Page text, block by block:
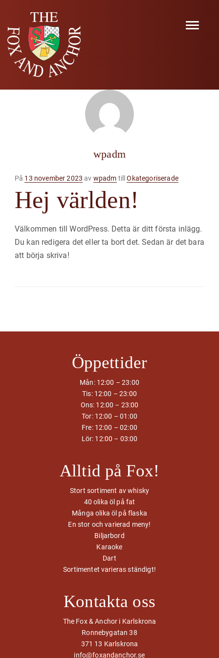
wpadm
På Publicerad
13 november 2023 av wpadm tillOkategoriserade
Hej världen!
Välkommen till WordPress. Detta är ditt första inlägg.
Du kan redigera det eller ta bort det. Sedan är det bara
att börja skriva!
Öppettider
Mån: 12:00 – 23:00
Tis: 12:00 – 23:00
Ons: 12:00 – 23:00
Tor: 12:00 – 01:00
Fre: 12:00 – 02:00
Lör: 12:00 – 03:00
Alltid på Fox!
Stort sortiment av whisky
40 olika öl på fat
Många olika öl på flaska
En stor och varierad meny!
Biljarbord
Karaoke
Dart
Sortimentet varieras ständigt!
Kontakta oss
The Fox & Anchor i Karlskrona
Ronnebygatan 38
371 13 Karlskrona
info@foxandanchor.se